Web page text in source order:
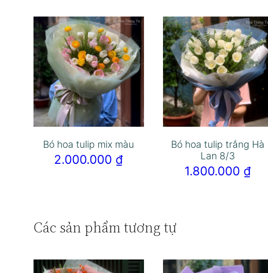
Bó hoa tulip mix màu
2.000.000 ₫
Bó hoa tulip trắng Hà
Lan 8/3
1.800.000 ₫
Các sản phẩm tương tự